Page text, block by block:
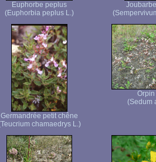
Euphorbe peplus
(Euphorbia peplus L.)
Germandrée petit chêne
chamaedrys L.)
(Sedum